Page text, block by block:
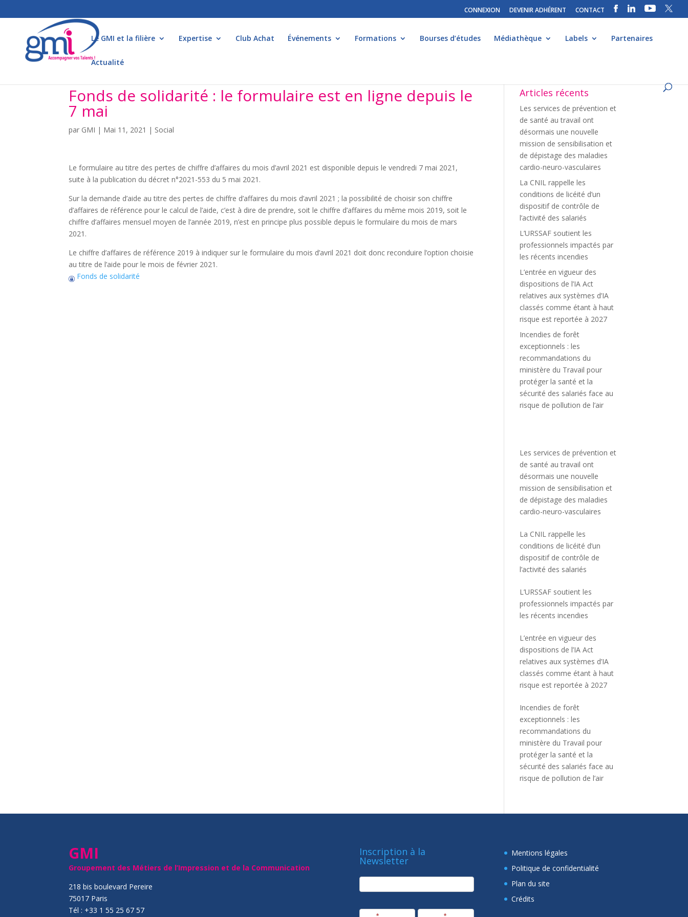
CONNEXION DEVENIR ADHÉRENT CONTACT
Le GMI et la filière Expertise Club Achat Événements Formations Bourses d’études Médiathèque Labels Partenaires
Actualité
Fonds de solidarité : le formulaire est en ligne depuis le
7 mai
par GMI | Mai 11, 2021 | Social
Le formulaire au titre des pertes de chiffre d’affaires du mois d’avril 2021 est disponible depuis le vendredi 7 mai 2021,
suite à la publication du décret n°2021-553 du 5 mai 2021.
Sur la demande d’aide au titre des pertes de chiffre d’affaires du mois d’avril 2021 ; la possibilité de choisir son chiffre
d’affaires de référence pour le calcul de l’aide, c’est à dire de prendre, soit le chiffre d’affaires du même mois 2019, soit le
chiffre d’affaires mensuel moyen de l’année 2019, n’est en principe plus possible depuis le formulaire du mois de mars
2021.
Le chiffre d’affaires de référence 2019 à indiquer sur le formulaire du mois d’avril 2021 doit donc reconduire l’option choisie
au titre de l’aide pour le mois de février 2021.
Fonds de solidarité
Articles récents
Les services de prévention et
de santé au travail ont
désormais une nouvelle
mission de sensibilisation et
de dépistage des maladies
cardio-neuro-vasculaires
La CNIL rappelle les
conditions de licéité d’un
dispositif de contrôle de
l’activité des salariés
L’URSSAF soutient les
professionnels impactés par
les récents incendies
L’entrée en vigueur des
dispositions de l’IA Act
relatives aux systèmes d’IA
classés comme étant à haut
risque est reportée à 2027
Incendies de forêt
exceptionnels : les
recommandations du
ministère du Travail pour
protéger la santé et la
sécurité des salariés face au
risque de pollution de l’air
Les services de prévention et
de santé au travail ont
désormais une nouvelle
mission de sensibilisation et
de dépistage des maladies
cardio-neuro-vasculaires
La CNIL rappelle les
conditions de licéité d’un
dispositif de contrôle de
l’activité des salariés
L’URSSAF soutient les
professionnels impactés par
les récents incendies
L’entrée en vigueur des
dispositions de l’IA Act
relatives aux systèmes d’IA
classés comme étant à haut
risque est reportée à 2027
Incendies de forêt
exceptionnels : les
recommandations du
ministère du Travail pour
protéger la santé et la
sécurité des salariés face au
risque de pollution de l’air
GMI
Groupement des Métiers de l’Impression et de la Communication
218 bis boulevard Pereire
75017 Paris
Tél : +33 1 55 25 67 57
Inscription à la
Newsletter
newsletter
Mentions légales
Politique de confidentialité
Plan du site
Crédits